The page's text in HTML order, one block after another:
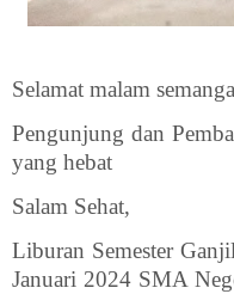
Selamat malam
Pengunjung dan
yang hebat
Salam Sehat,
Liburan Semester
Januari 2024 SMA